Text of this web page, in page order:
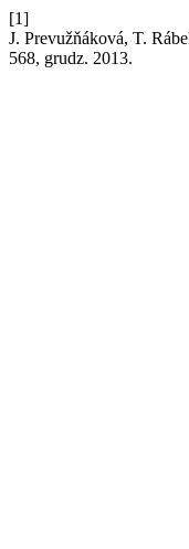
[1]
J. Prevužňáková, T.
568, grudz. 2013.